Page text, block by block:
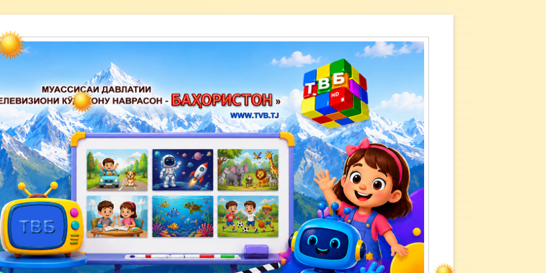
наврасон — Баҳористон»